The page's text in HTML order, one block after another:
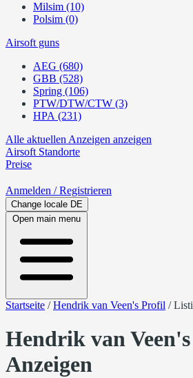
Milsim (10)
Polsim (0)
Airsoft guns
AEG (680)
GBB (528)
Spring (106)
PTW/DTW/CTW (3)
HPA (231)
Alle aktuellen Anzeigen anzeigen
Airsoft Standorte
Preise
Anmelden / Registrieren
Change locale DE
Open main menu
Startseite /Hendrik van Veen's Profil /
Hendrik van
Anzeigen